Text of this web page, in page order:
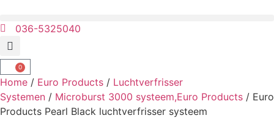
036-5325040
0
Home / Euro Products / Luchtverfrisser
Systemen / Microburst 3000 systeem,Euro Products / Euro
Products Pearl Black luchtverfrisser systeem